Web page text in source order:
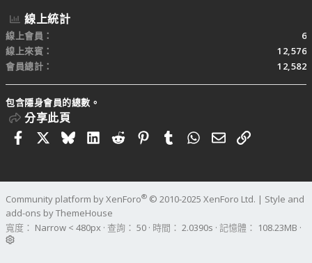
線上統計
線上會員
6
線上來賓
12,576
會員總計
12,582
包含隱身會員的總數。
分享此頁
FacebookBlueskyLinkedIn
RedditPinterestTumblrWhatsApp
電子郵件
連結
Community platform by XenForo® © 2010-2025 XenForo Ltd. | Style and
add-ons by ThemeHouse
寬度
查詢 50 時間 2.0390s 記憶體 108.23MB